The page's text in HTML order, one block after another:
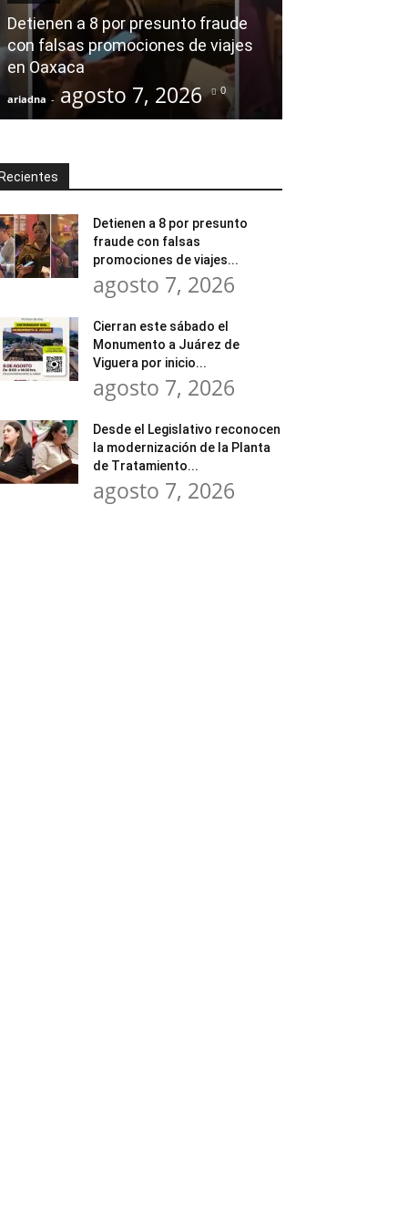
Detienen a 8 por presunto fraude
con falsas promociones de viajes
en Oaxaca
ariadna - agosto 7, 2026 0
Recientes
Detienen a 8 por presunto
fraude con falsas
promociones de viajes...
agosto 7, 2026
Cierran este sábado el
Monumento a Juárez de
Viguera por inicio...
agosto 7, 2026
Desde el Legislativo reconocen
la modernización de la Planta
de Tratamiento...
agosto 7, 2026